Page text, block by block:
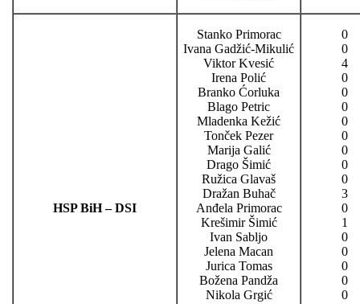
HSP BiH – DSI
Stanko Primorac
Ivana Gadžić-Mikulić
Viktor Kvesić
Irena Polić
Branko Ćorluka
Blago Petric
Mladenka Kežić
Tonček Pezer
Marija Galić
Drago Šimić
Ružica Glavaš
Dražan Buhač
Anđela Primorac
Krešimir Šimić
Ivan Sabljo
Jelena Macan
Jurica Tomas
Božena Pandža
Nikola Grgić
0
0
4
0
0
0
0
0
0
0
0
3
0
1
0
0
0
0
0